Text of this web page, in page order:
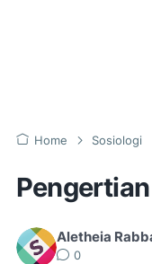
Home Sosiologi
Aletheia
0